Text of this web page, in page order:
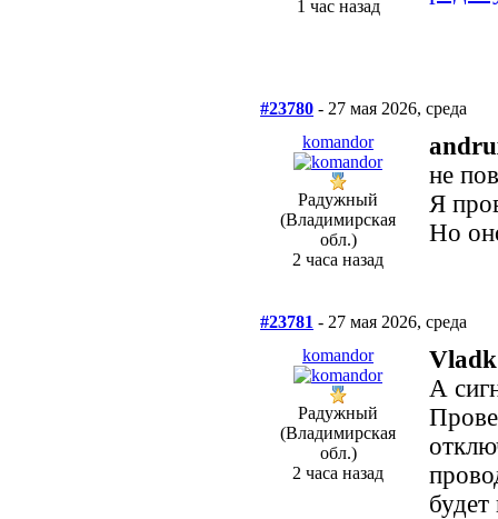
1 час назад
#23780 - 27 мая 2026, среда
komandor
Радужный
(Владимирская
обл.)
2 часа назад
не
Я
Но
#23781 - 27 мая 2026, среда
komandor
Радужный
(Владимирская
обл.)
2 часа назад
А